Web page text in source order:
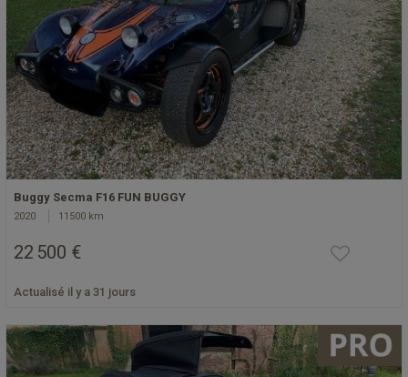
Buggy Secma F16 FUN BUGGY
2020 11500 km
22 500 €
Actualisé il y a 31 jours